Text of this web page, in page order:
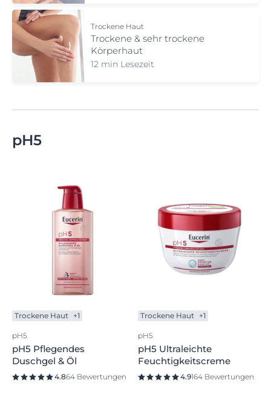
Trockene Haut
Trockene & sehr trockene
Körperhaut
12 min Lesezeit
pH5
Trockene Haut +1
pH5
pH5 Pflegendes
Duschgel & Öl
4.864 Bewertungen
Trockene Haut +1
pH5
pH5 Ultraleichte
Feuchtigkeitscreme
4.9164 Bewertungen